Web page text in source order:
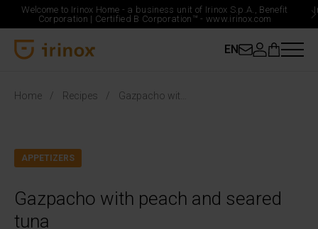
Welcome to Irinox Home - a business unit of Irinox S.p.A., Benefit
Corporation | Certified B Corporation™ - www.irinox.com
EN
Home Recipes
APPETIZERS
Gazpacho with peach and seared
tuna